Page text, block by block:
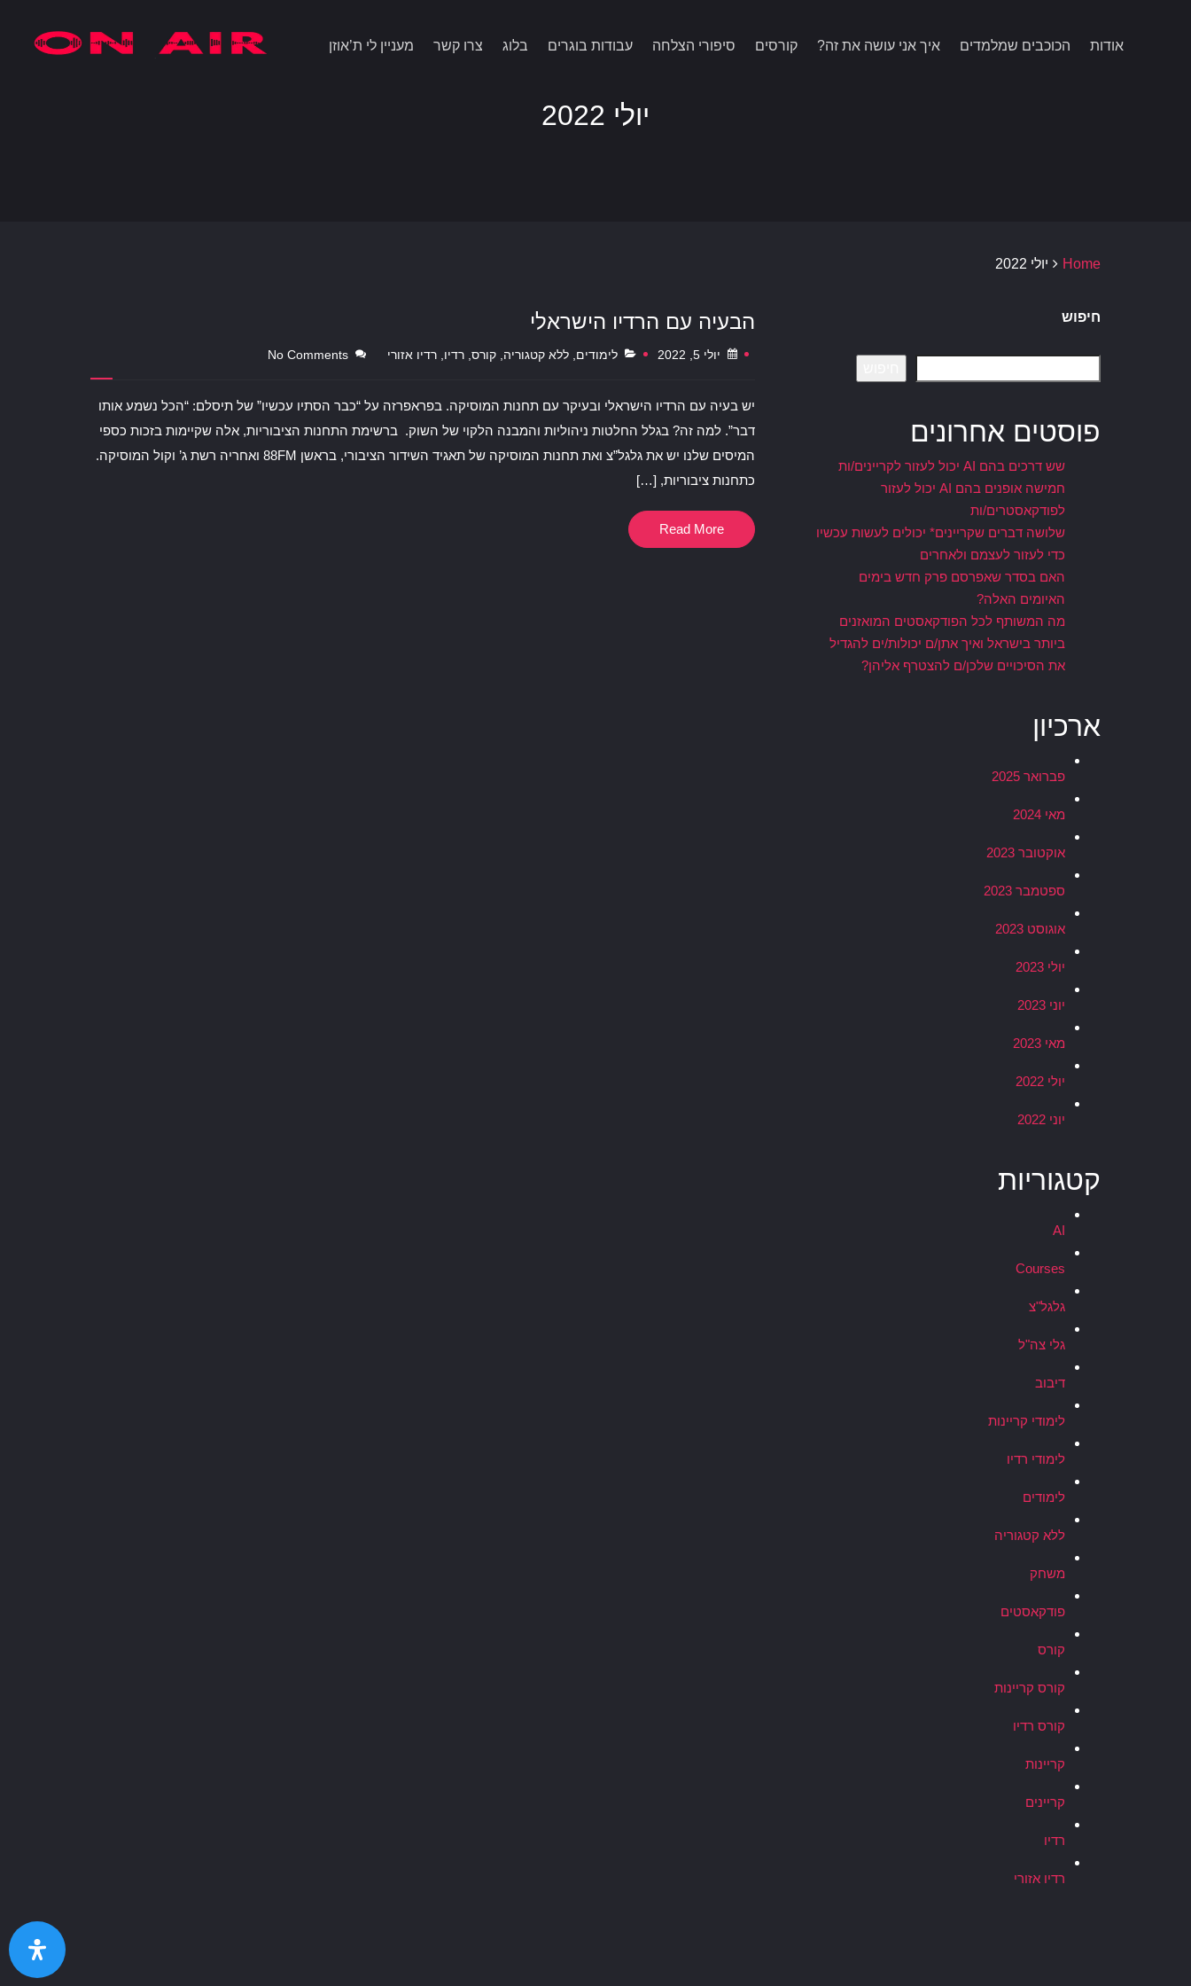
אודות הכוכבים שמלמדים איך אני עושה את זה? קורסים סיפורי הצלחה עבודות בוגרים בלוג צרו קשר מעניין לי ת’אוזן
יולי 2022
Home יולי 2022
הבעיה עם הרדיו הישראלי
יולי 5, 2022 לימודים ללא קטגוריה קורס רדיו רדיו אזורי No Comments
יש בעיה עם הרדיו הישראלי ובעיקר עם תחנות המוסיקה. בפראפרזה על “כבר הסתיו עכשיו” של תיסלם: “הכל נשמע אותו
דבר”. למה זה? בגלל החלטות ניהוליות והמבנה הלקוי של השוק. ברשימת התחנות הציבוריות, אלה שקיימות בזכות כספי
המיסים שלנו יש את גלגל”צ ואת תחנות המוסיקה של תאגיד השידור הציבורי, בראשן 88FM ואחריה רשת ג’ וקול המוסיקה.
כתחנות ציבוריות, […]
Read More
חיפוש
פוסטים אחרונים
שש דרכים בהם AI יכול לעזור לקריינים/ות
חמישה אופנים בהם AI יכול לעזור
לפודקאסטרים/ות
שלושה דברים שקריינים* יכולים לעשות עכשיו
כדי לעזור לעצמם ולאחרים
האם בסדר שאפרסם פרק חדש בימים
האיומים האלה?
מה המשותף לכל הפודקאסטים המואזנים
ביותר בישראל ואיך אתן/ם יכולות/ים להגדיל
את הסיכויים שלכן/ם להצטרף אליהן?
ארכיון
פברואר 2025
מאי 2024
אוקטובר 2023
ספטמבר 2023
אוגוסט 2023
יולי 2023
יוני 2023
מאי 2023
יולי 2022
יוני 2022
קטגוריות
AI
Courses
גלגל"צ
גלי צה"ל
דיבוב
לימודי קריינות
לימודי רדיו
לימודים
ללא קטגוריה
משחק
פודקאסטים
קורס
קורס קריינות
קורס רדיו
קריינות
קריינים
רדיו
רדיו אזורי